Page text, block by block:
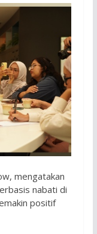
mengatakan
nabati di
positif